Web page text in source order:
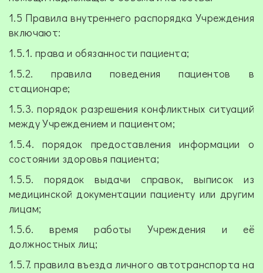
1.5 Правила внутреннего распорядка Учреждения
включают:
1.5.1. права и обязанности пациента;
1.5.2. правила поведения пациентов в
стационаре;
1.5.3. порядок разрешения конфликтных ситуаций
между Учреждением и пациентом;
1.5.4. порядок предоставления информации о
состоянии здоровья пациента;
1.5.5. порядок выдачи справок, выписок из
медицинской документации пациенту или другим
лицам;
1.5.6. время работы Учреждения и её
должностных лиц;
1.5.7. правила въезда личного автотранспорта на